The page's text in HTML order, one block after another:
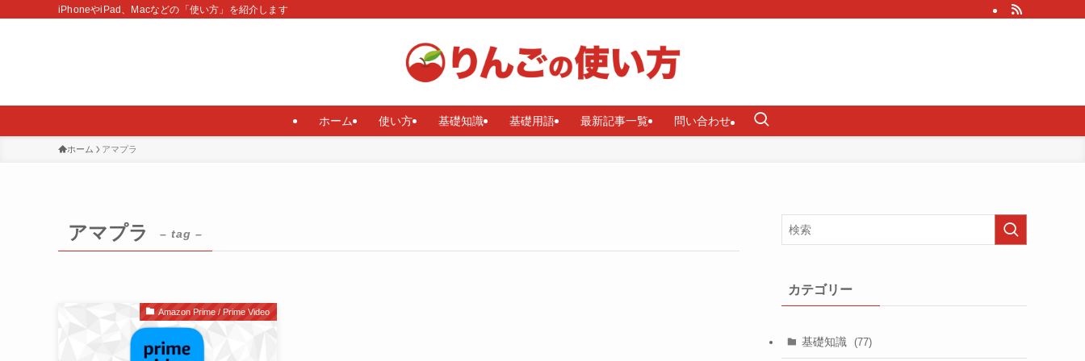
iPhoneやiPad、Macなどの「使い方」を紹介します
ホーム 使い方 基礎知識 基礎用語 最新記事一覧 問い合わせ
ホーム アマプラ
アマプラ – tag –
Amazon Prime / Prime Video
カテゴリー
基礎知識 (77)